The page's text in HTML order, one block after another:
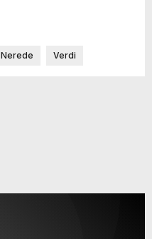
Nerede Verdi